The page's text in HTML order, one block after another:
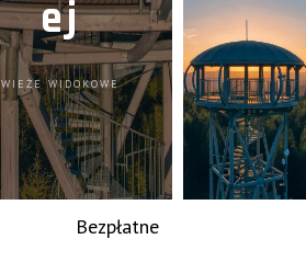
ej
WIEŻE WIDOKOWE
Bezpłatne